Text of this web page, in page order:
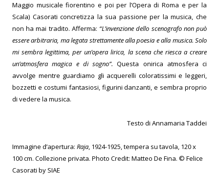
Maggio musicale fiorentino e poi per l’Opera di Roma e per la
Scala) Casorati concretizza la sua passione per la musica, che
non ha mai tradito. Afferma: “L’invenzione dello scenografo non può
essere arbitraria, ma legata strettamente alla poesia e alla musica. Solo
mi sembra legittima, per un’opera lirica, la scena che riesca a creare
un’atmosfera magica e di sogno”. Questa onirica atmosfera ci
avvolge mentre guardiamo gli acquerelli coloratissimi e leggeri,
bozzetti e costumi fantasiosi, figurini danzanti, e sembra proprio
di vedere la musica.
Testo di Annamaria Taddei
Immagine d’apertura: Raja, 1924-1925, tempera su tavola, 120 x
100 cm. Collezione privata. Photo Credit: Matteo De Fina. © Felice
Casorati by SIAE